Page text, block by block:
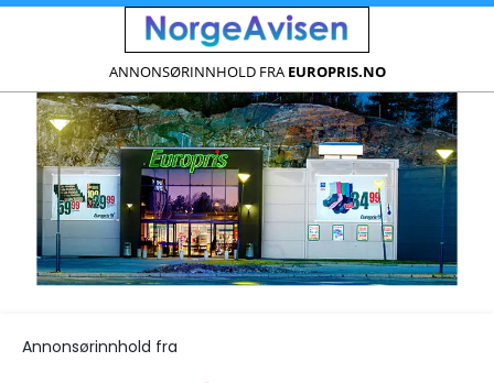
ANNONSØRINNHOLD FRA EUROPRIS.NO
Annonsørinnhold fra